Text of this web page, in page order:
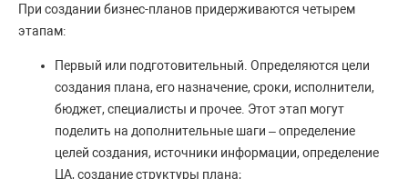
При создании бизнес-планов придерживаются четырем
этапам:
Первый или подготовительный. Определяются цели
создания плана, его назначение, сроки, исполнители,
бюджет, специалисты и прочее. Этот этап могут
поделить на дополнительные шаги – определение
целей создания, источники информации, определение
ЦА, создание структуры плана;